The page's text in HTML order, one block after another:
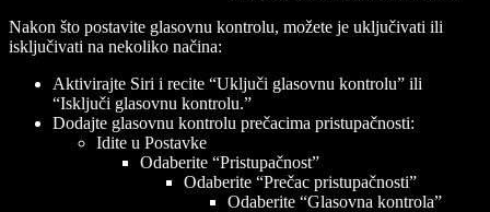
Nakon što postavite glasovnu kontrolu, možete je uključivati ili
isključivati na nekoliko načina:
Aktivirajte Siri i recite “Uključi glasovnu kontrolu” ili
“Isključi glasovnu kontrolu.”
Dodajte glasovnu kontrolu prečacima pristupačnosti:
Idite u Postavke
Odaberite “Pristupačnost”
Odaberite “Prečac pristupačnosti”
Odaberite “Glasovna kontrola”